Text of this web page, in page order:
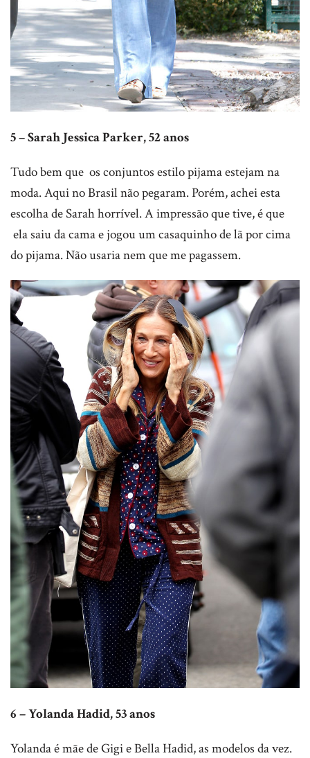
5 – Sarah Jessica Parker, 52 anos
Tudo bem que os conjuntos estilo pijama estejam na
moda. Aqui no Brasil não pegaram. Porém, achei esta
escolha de Sarah horrível. A impressão que tive, é que
ela saiu da cama e jogou um casaquinho de lã por cima
do pijama. Não usaria nem que me pagassem.
6 – Yolanda Hadid, 53 anos
Yolanda é mãe de Gigi e Bella Hadid, as modelos da vez.